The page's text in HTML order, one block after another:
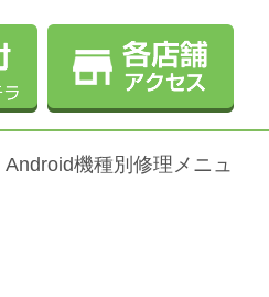
Android機種別修理メニュ